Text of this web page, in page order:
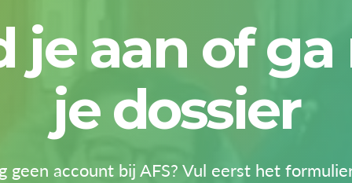
je aan of ga
je dossier
geen account bij AFS? Vul eerst het